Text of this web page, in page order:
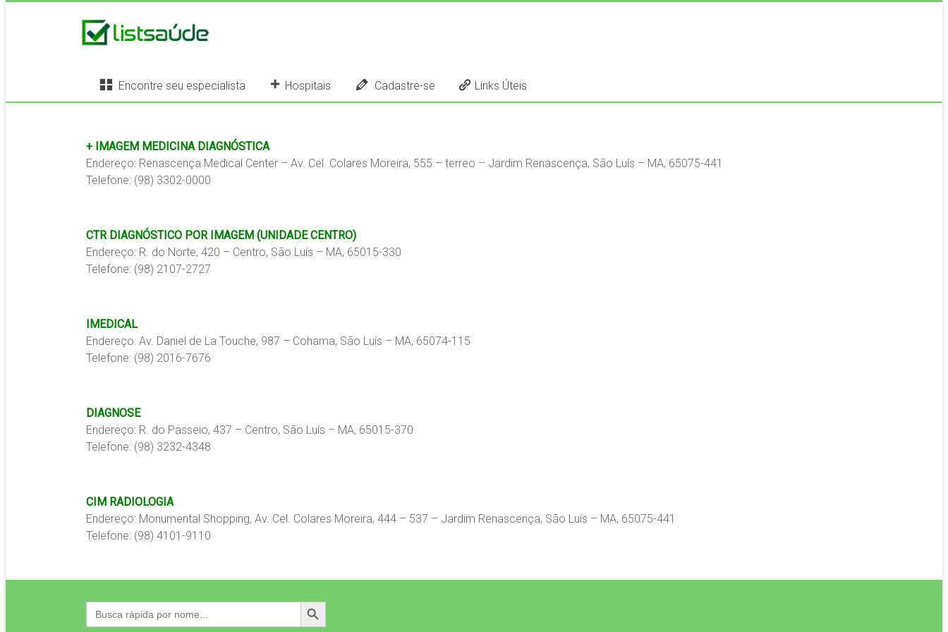
Encontre seu especialista Hospitais Cadastre-se Links Úteis
+ IMAGEM MEDICINA DIAGNÓSTICA
Endereço: Renascença Medical Center – Av. Cel. Colares Moreira, 555 – terreo – Jardim Renascença, São Luís – MA, 65075-441
Telefone: (98) 3302-0000
CTR DIAGNÓSTICO POR IMAGEM (UNIDADE CENTRO)
Endereço: R. do Norte, 420 – Centro, São Luís – MA, 65015-330
Telefone: (98) 2107-2727
IMEDICAL
Endereço: Av. Daniel de La Touche, 987 – Cohama, São Luís – MA, 65074-115
Telefone: (98) 2016-7676
DIAGNOSE
Endereço: R. do Passeio, 437 – Centro, São Luís – MA, 65015-370
Telefone: (98) 3232-4348
CIM RADIOLOGIA
Endereço: Monumental Shopping, Av. Cel. Colares Moreira, 444 – 537 – Jardim Renascença, São Luís – MA, 65075-441
Telefone: (98) 4101-9110
Search
for:
Search Button